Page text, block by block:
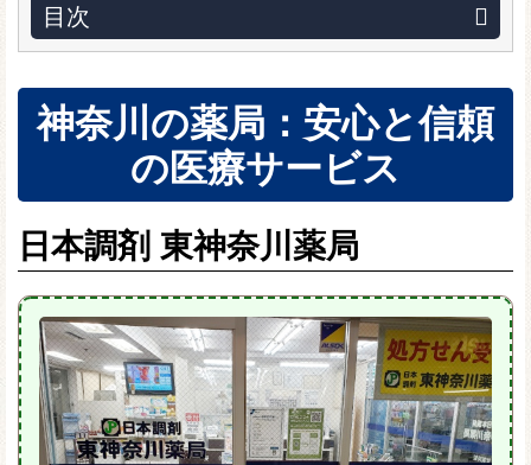
目次
神奈川の薬局：安心と信頼
の医療サービス
日本調剤 東神奈川薬局